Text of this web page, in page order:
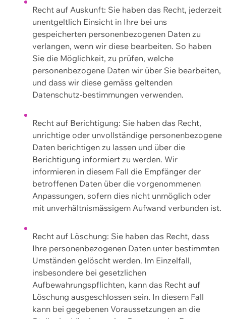
Recht auf Auskunft: Sie haben das Recht, jederzeit
unentgeltlich Einsicht in Ihre bei uns
gespeicherten personenbezogenen Daten zu
verlangen, wenn wir diese bearbeiten. So haben
Sie die Möglichkeit, zu prüfen, welche
personenbezogene Daten wir über Sie bearbeiten,
und dass wir diese gemäss geltenden
Datenschutz-bestimmungen verwenden.
Recht auf Berichtigung: Sie haben das Recht,
unrichtige oder unvollständige personenbezogene
Daten berichtigen zu lassen und über die
Berichtigung informiert zu werden. Wir
informieren in diesem Fall die Empfänger der
betroffenen Daten über die vorgenommenen
Anpassungen, sofern dies nicht unmöglich oder
mit unverhältnismässigem Aufwand verbunden ist.
Recht auf Löschung: Sie haben das Recht, dass
Ihre personenbezogenen Daten unter bestimmten
Umständen gelöscht werden. Im Einzelfall,
insbesondere bei gesetzlichen
Aufbewahrungspflichten, kann das Recht auf
Löschung ausgeschlossen sein. In diesem Fall
kann bei gegebenen Voraussetzungen an die